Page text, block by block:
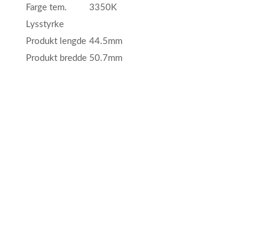
Farge tem.
3350K
Lysstyrke
Produkt lengde 44.5mm
Produkt bredde 50.7mm